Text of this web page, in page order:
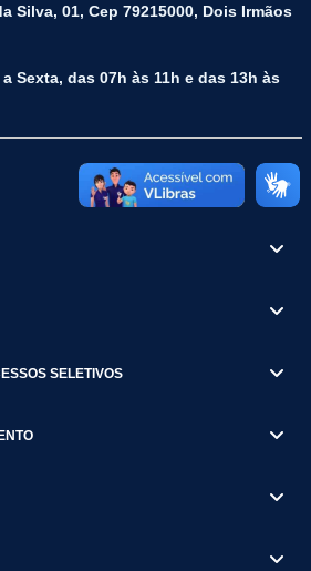
Silva, 01, Cep 79215000, Dois Irmãos
Sexta, das 07h às 11h e das 13h às
SELETIVOS